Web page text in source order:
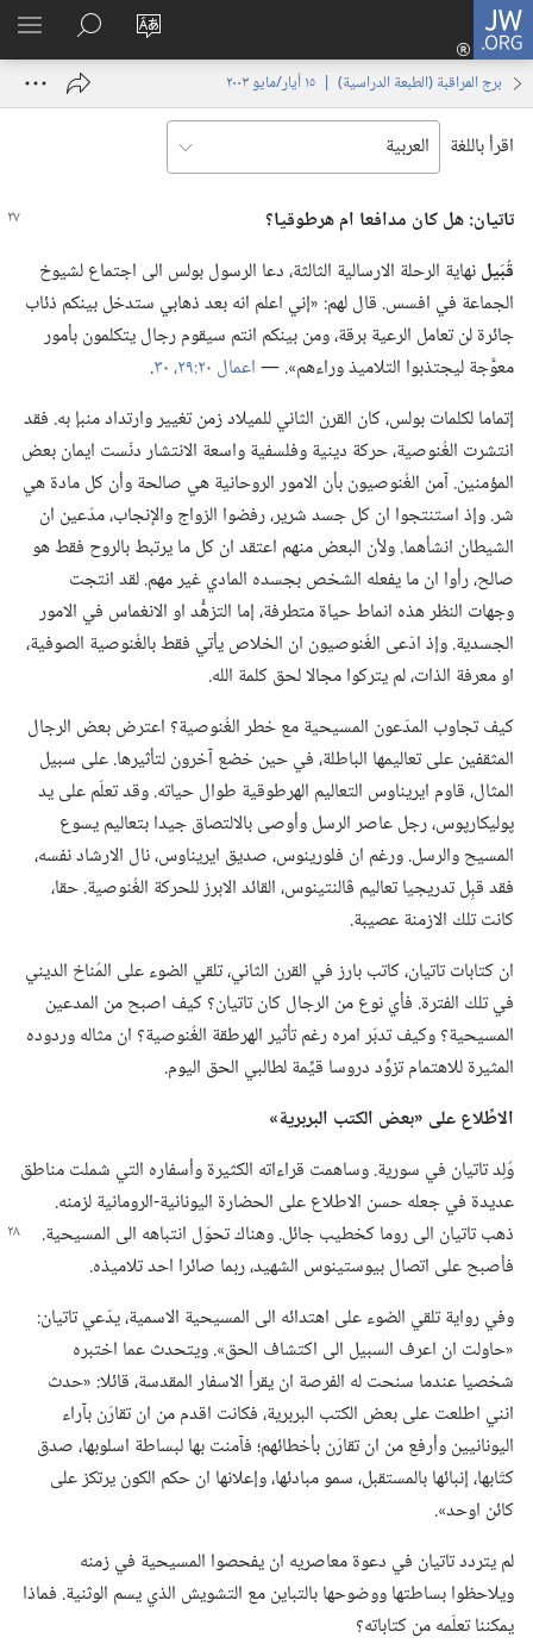
JW.ORG
تغيير
الموقع
تسجيل
الدخول
نافذة
البحث
في
JW.‎ORG
برج المراقبة (‏الطبعة الدراسية)‏ | ‏‎١٥‏ ‏‎أيار/مايو‏ ‎٢٠٠٣
اقرأ باللغة
تاتيان:‏ هل كان مدافعا ام هرطوقيا؟‏
قُبَيلنهاية الرحلة الارسالية الثالثة،‏ دعا الرسول بولس الى اجتماع لشيوخ
الجماعة في افسس.‏ قال لهم:‏ «إني اعلم انه بعد ذهابي ستدخل بينكم ذئاب
جائرة لن تعامل الرعية برقة،‏ ومن بينكم انتم سيقوم رجال يتكلمون بأمور
معوَّجة ليجتذبوا التلاميذ وراءهم».‏ —‏اعمال ٢٠:‏٢٩،‏ ٣٠
‏.‏
إتماما لكلمات بولس،‏ كان القرن الثاني للميلاد زمن تغيير وارتداد منبإ به.‏ فقد
انتشرت الغُنوصية،‏ حركة دينية وفلسفية واسعة الانتشار دنّست ايمان بعض
المؤمنين.‏ آمن الغُنوصيون بأن الامور الروحانية هي صالحة وأن كل مادة هي
شر.‏ وإذ استنتجوا ان كل جسد شرير،‏ رفضوا الزواج والإنجاب،‏ مدّعين ان
الشيطان انشأهما.‏ ولأن البعض منهم اعتقد ان كل ما يرتبط بالروح فقط هو
صالح،‏ رأوا ان ما يفعله الشخص بجسده المادي غير مهم.‏ لقد انتجت
وجهات النظر هذه انماط حياة متطرفة،‏ إما التزهُّد او الانغماس في الامور
الجسدية.‏ وإذ ادّعى الغُنوصيون ان الخلاص يأتي فقط بالغُنوصية الصوفية،‏
او معرفة الذات،‏ لم يتركوا مجالا لحق كلمة الله.‏
كيف تجاوب المدّعون المسيحية مع خطر الغُنوصية؟‏ اعترض بعض الرجال
المثقفين على تعاليمها الباطلة،‏ في حين خضع آخرون لتأثيرها.‏ على سبيل
المثال،‏ قاوم ايريناوس التعاليم الهرطوقية طوال حياته.‏ وقد تعلّم على يد
پوليكارپوس،‏ رجل عاصر الرسل وأوصى بالالتصاق جيدا بتعاليم يسوع
المسيح والرسل.‏ ورغم ان فلورينوس،‏ صديق ايريناوس،‏ نال الارشاد نفسه،‏
فقد قبِل تدريجيا تعاليم ڤالنتينوس،‏ القائد الابرز للحركة الغُنوصية.‏ حقا،‏
كانت تلك الازمنة عصيبة.‏
ان كتابات تاتيان،‏ كاتب بارز في القرن الثاني،‏ تلقي الضوء على المُناخ الديني
في تلك الفترة.‏ فأي نوع من الرجال كان تاتيان؟‏ كيف اصبح من المدعين
المسيحية؟‏ وكيف تدبّر امره رغم تأثير الهرطقة الغُنوصية؟‏ ان مثاله وردوده
المثيرة للاهتمام تزوِّد دروسا قيِّمة لطالبي الحق اليوم.‏
الاطِّلاع على «بعض الكتب البربرية»‏
وُلِد تاتيان في سورية.‏ وساهمت قراءاته الكثيرة وأسفاره التي شملت مناطق
عديدة في جعله حسن الاطلاع على الحضارة اليونانية-‏الرومانية لزمنه.‏
ذهب تاتيان الى روما كخطيب جائل.‏ وهناكتحوّل انتباهه الى المسيحية.‏
فأصبح على اتصال بيوستينوس الشهيد،‏ ربما صائرا احد تلاميذه.‏
وفي رواية تلقي الضوء على اهتدائه الى المسيحية الاسمية،‏ يدّعي تاتيان:‏
«حاولت ان اعرف السبيل الى اكتشاف الحق».‏ ويتحدث عما اختبره
شخصيا عندما سنحت له الفرصة ان يقرأ الاسفار المقدسة،‏ قائلا:‏ «حدث
انني اطلعت على بعض الكتب البربرية،‏ فكانت اقدم من ان تقارَن بآراء
اليونانيين وأرفع من ان تقارَن بأخطائهم؛‏ فآمنت بها لبساطة اسلوبها،‏ صدق
كتّابها،‏ إنبائها بالمستقبل،‏ سمو مبادئها،‏ وإعلانها ان حكم الكون يرتكز على
كائن اوحد».‏
لم يتردد تاتيان في دعوة معاصريه ان يفحصوا المسيحية في زمنه
ويلاحظوا بساطتها ووضوحها بالتباين مع التشويش الذي يسم الوثنية.‏ فماذا
يمكننا تعلّمه من كتاباته؟‏